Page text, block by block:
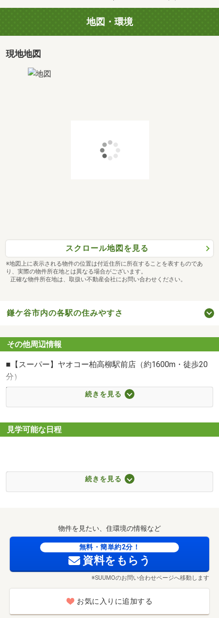
■無料送迎お任せください
ます。
小さなお子様も乗れるようにチャイルドシートもご準備致
します。
お子様が退屈しないように大型キッズスペースあり
赤ちゃんがいるご家族も安心なベビーベット
・現地/物件見学(1件１５分～)見学だけでもＯＫ
・資金計画・住宅ローン相談（約３０分～）
・ご希望条件の相談（約３０分～）
お客様に最適なお住まい探しのご提案をさせていただきま
■お問い合わせ方法■
◇見学予約は青ボタン「電話で問い合わせ」かフリーダイ
ヤル0120-444-989まで
◇当日・明日以降でネットから見学希望のお客様は、赤ボ
タン「見学予約（無料）」からどうぞ
◇資料請求のお客様はオレンジボタン「資料請求（無
料）」からどうぞ
地図・環境
現地地図
スクロール地図を見る
※地図上に表示される物件の位置は付近住所に所在することを表すものであ
り、実際の物件所在地とは異なる場合がございます。
正確な物件所在地は、取扱い不動産会社にお問い合わせください。
鎌ケ谷市内の各駅の住みやすさ
その他周辺情報
■【スーパー】ヤオコー柏高柳駅前店（約1600m・徒歩20
分）
■【スーパー】ジョイフーズ高柳店（約1500m・徒歩19
■【コンビニ】セブン-イレブン 松戸六実駅前店（約
600m・徒歩8分）
■【中学校】鎌ケ谷市立第三中学校（約1900m・徒歩24
■【病院】東邦鎌谷病院（約900m・徒歩12分）
■【ショッピングセンター】ワークマンプラス沼南店（約
941m・徒歩12分）
■【ショッピングセンター】サンキ高柳店（約1084m・徒
歩14分）
ら六高台店（約1801m・徒歩23分）
続きを見る
見学可能な日程
住宅ローンのご相談は銀行取引件数が充実の
エムイーＰＬＵＳ城東にお任せください。
お客様に最良なご提案をさせていただきます♪
■住宅ローン相談
転職して間もないけど…？
頭金がゼロだけど大丈夫…？
住宅ローンをこれからご検討いただくお客様や
続きを見る
物件を見たい、住環境の情報など
無料・簡単約2分！
資料をもらう
※SUUMOのお問い合わせページへ移動します
お気に入りに追加する